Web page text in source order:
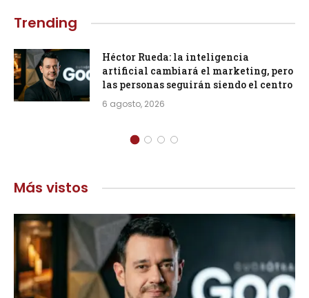
Trending
Héctor Rueda: la inteligencia
artificial cambiará el marketing, pero
las personas seguirán siendo el centro
6 agosto, 2026
Más vistos